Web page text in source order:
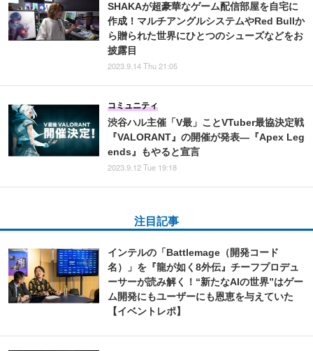
SHAKAが超豪華なゲーム配信部屋を自宅に
作成！マルチアングルシステムやRed Bullか
ら贈られた世界にひとつのシューズなどをお
披露目
2023.9.14 Thu 21:05
渋谷ハル主催「V最」ことVTuber最協決定戦
『VALORANT』の開催が発表―『Apex Leg
ends』もやると宣言
コミュニティ
2023.9.12 Tue 19:18
注目記事
インテルの「Battlemage（開発コード
名）」を『龍が如く8外伝』チーフプロデュ
ーサーが読み解く！“新たなAIの世界”はゲー
ム開発にもユーザーにも恩恵を与えていた
【イベントレポ】